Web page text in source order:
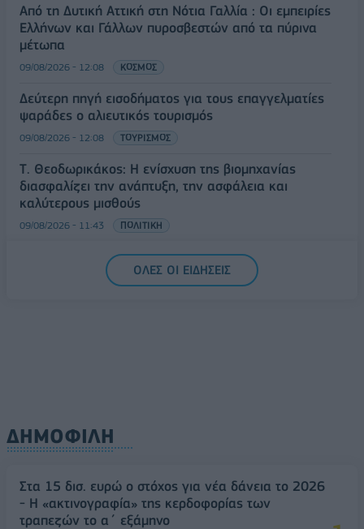
Από τη Δυτική Αττική στη Νότια Γαλλία : Οι εμπειρίες
Ελλήνων και Γάλλων πυροσβεστών από τα πύρινα
μέτωπα
09/08/2026 - 12:08 ΚΟΣΜΟΣ
Δεύτερη πηγή εισοδήματος για τους επαγγελματίες
ψαράδες ο αλιευτικός τουρισμός
09/08/2026 - 12:08 ΤΟΥΡΙΣΜΟΣ
Τ. Θεοδωρικάκος: Η ενίσχυση της βιομηχανίας
διασφαλίζει την ανάπτυξη, την ασφάλεια και
καλύτερους μισθούς
09/08/2026 - 11:43 ΠΟΛΙΤΙΚΗ
Υπ. Μεταφορών: Οριστική λύση στο ζήτημα των
πινακίδων κυκλοφορίας - Τέλος στις χρονοβόρες
ΟΛΕΣ ΟΙ ΕΙΔΗΣΕΙΣ
ΔΗΜΟΦΙΛΗ
Στα 15 δισ. ευρώ ο στόχος για νέα δάνεια το 2026
- Η «ακτινογραφία» της κερδοφορίας των
τραπεζών το α΄ εξάμηνο